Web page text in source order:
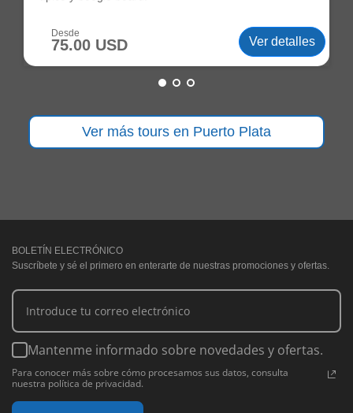
Desde
75.00 USD Ver detalles
Ver más tours en Puerto Plata
BOLETÍN ELECTRÓNICO
Suscríbete y sé el primero en enterarte de nuestras promociones y ofertas.
Mantenme informado sobre novedades y ofertas.
Para conocer más sobre cómo procesamos sus datos, consulta
nuestra política de privacidad.